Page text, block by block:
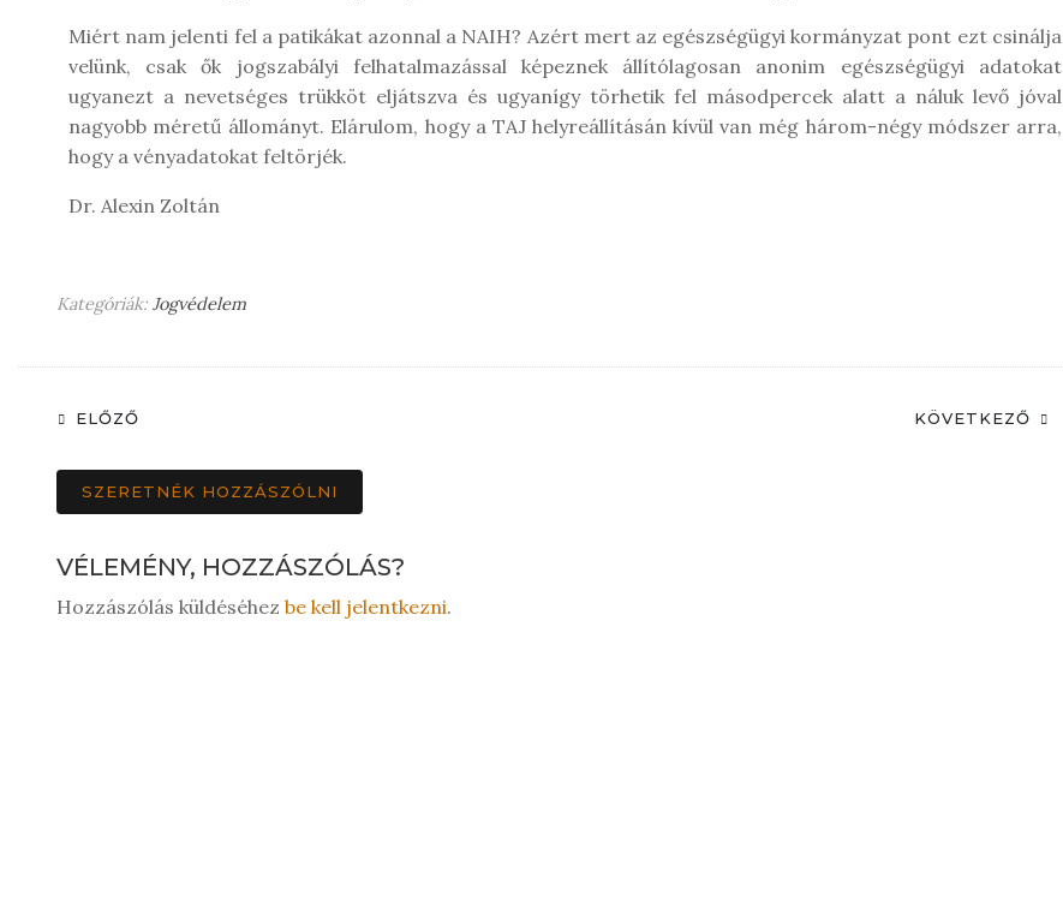
Miért nam jelenti fel a patikákat azonnal a NAIH? Azért mert az egészségügyi kormányzat pont ezt csinálja
velünk, csak ők jogszabályi felhatalmazással képeznek állítólagosan anonim egészségügyi adatokat
ugyanezt a nevetséges trükköt eljátszva és ugyanígy törhetik fel másodpercek alatt a náluk levő jóval
nagyobb méretű állományt. Elárulom, hogy a TAJ helyreállításán kívül van még három-négy módszer arra,
hogy a vényadatokat feltörjék.
Dr. Alexin Zoltán
Kategóriák: Jogvédelem
ELŐZŐ KÖVETKEZŐ
SZERETNÉK HOZZÁSZÓLNI
VÉLEMÉNY, HOZZÁSZÓLÁS?
Hozzászólás küldéséhez be kell jelentkezni.